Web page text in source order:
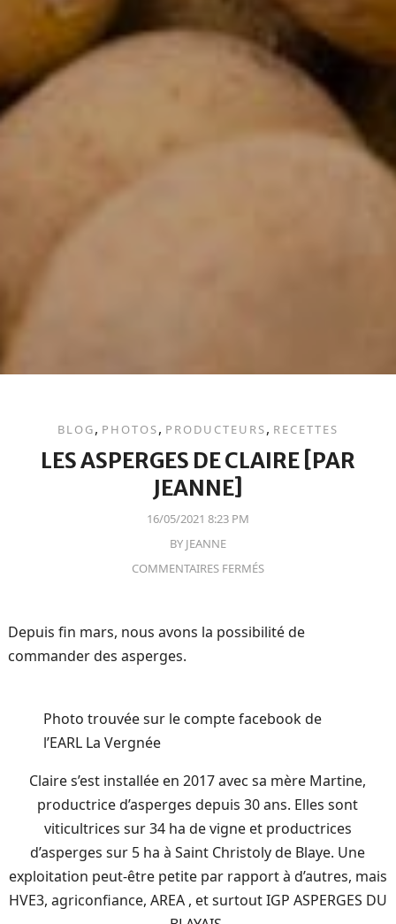
BLOG, PHOTOS, PRODUCTEURS, RECETTES
LES ASPERGES DE CLAIRE [PAR
JEANNE]
16/05/2021 8:23 PM
BY JEANNE
COMMENTAIRES FERMÉS
Depuis fin mars, nous avons la possibilité de
commander des asperges.
Photo trouvée sur le compte facebook de
l’EARL La Vergnée
Claire s’est installée en 2017 avec sa mère Martine,
productrice d’asperges depuis 30 ans. Elles sont
viticultrices sur 34 ha de vigne et productrices
d’asperges sur 5 ha à Saint Christoly de Blaye. Une
exploitation peut-être petite par rapport à d’autres, mais
HVE3, agriconfiance, AREA , et surtout IGP ASPERGES DU